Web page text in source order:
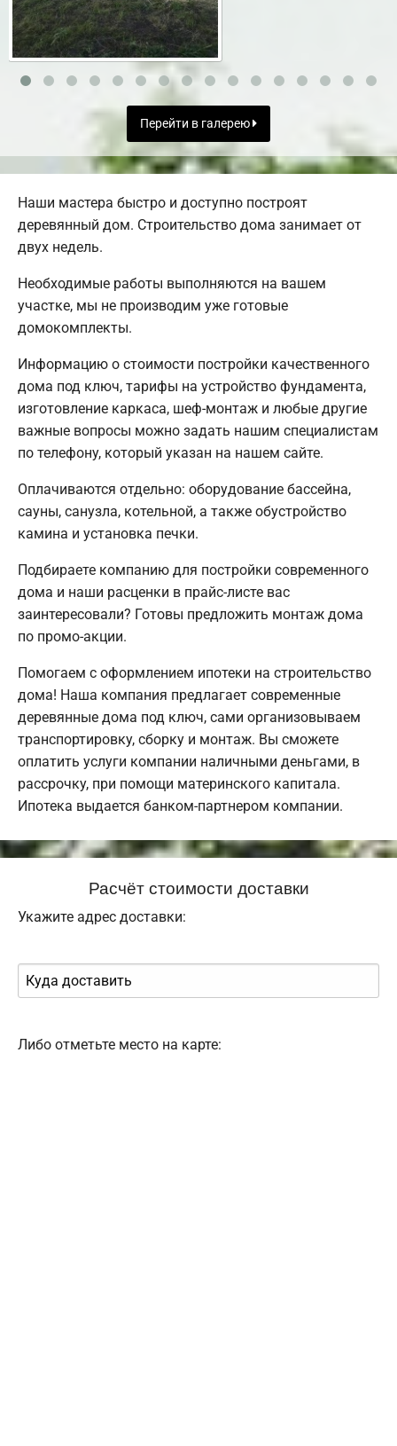
Перейти в галерею
Наши мастера быстро и доступно построят
деревянный дом. Строительство дома занимает от
двух недель.
Необходимые работы выполняются на вашем
участке, мы не производим уже готовые
домокомплекты.
Информацию о стоимости постройки качественного
дома под ключ, тарифы на устройство фундамента,
изготовление каркаса, шеф-монтаж и любые другие
важные вопросы можно задать нашим специалистам
по телефону, который указан на нашем сайте.
Оплачиваются отдельно: оборудование бассейна,
сауны, санузла, котельной, а также обустройство
камина и установка печки.
Подбираете компанию для постройки современного
дома и наши расценки в прайс-листе вас
заинтересовали? Готовы предложить монтаж дома
по промо-акции.
Помогаем с оформлением ипотеки на строительство
дома! Наша компания предлагает современные
деревянные дома под ключ, сами организовываем
транспортировку, сборку и монтаж. Вы сможете
оплатить услуги компании наличными деньгами, в
рассрочку, при помощи материнского капитала.
Ипотека выдается банком-партнером компании.
Расчёт стоимости доставки
Укажите адрес доставки:
Либо отметьте место на карте: